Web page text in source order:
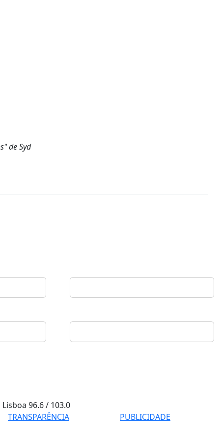
de Syd
Lisboa96.6 / 103.0
TRANSPARÊNCIA
PUBLICIDADE